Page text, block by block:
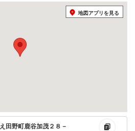
地図アプリを見る
田野町鹿谷加茂２８－